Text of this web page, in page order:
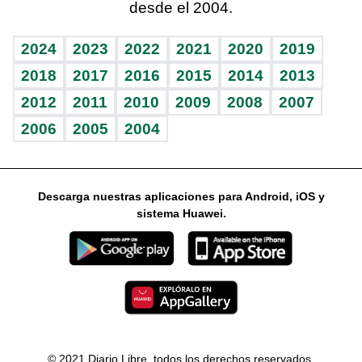
Vida y familia
Eñe
Celebrando la vida
Sin complejos
En pocas palabras
Escuchando al corazón
Economía Personal
Consulta Libre
BRV
TBT Deportivo
Más firmas
Guía del dinero
Horóscopos
desde el 2004.
2024 2023 2022 2021 2020
2019
2018
2017 2016 2015 2014
2013
2012
2011 2010 2009 2008
2007
2006
2005 2004
Descarga nuestras aplicaciones para Android, iOS y
sistema Huawei.
© 2021 Diario Libre, todos los derechos reservados.